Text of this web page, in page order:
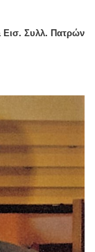
Εισ. Συλλ. Πατρών